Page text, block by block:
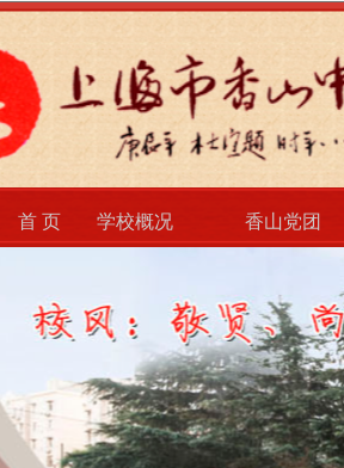
首 页 学校概况 香山党团